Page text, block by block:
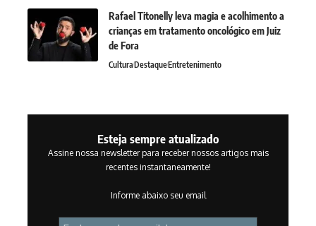
Rafael Titonelly leva magia e acolhimento a
crianças em tratamento oncológico em Juiz
de Fora
CulturaDestaqueEntretenimento
Esteja sempre atualizado
Assine nossa newsletter para receber nossos artigos mais
recentes instantaneamente!
Informe abaixo seu email